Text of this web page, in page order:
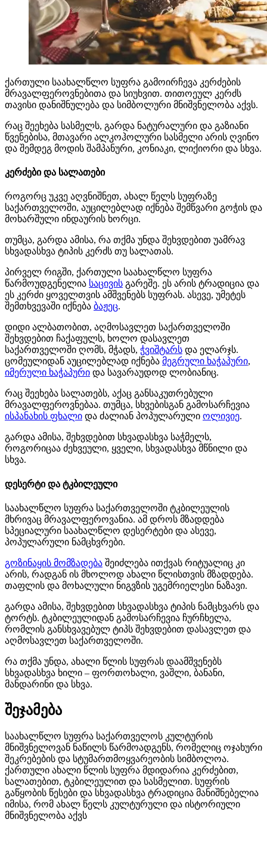
ქართული საახალწლო სუფრა გამოირჩევა კერძების
მრავალფეროვნებითა და სიუხვით. თითოეულ კერძს
თავისი დანიშნულება და სიმბოლური მნიშვნელობა აქვს.
რაც შეეხება სასმელს, გარდა ნატურალური და გაზიანი
წვენებისა, მთავარი ალკოჰოლური სასმელი არის ღვინო
და შემდეგ მოდის შამპანური, კონიაკი, ლიქიორი და სხვა.
კერძები და სალათები
როგორც უკვე აღვნიშნეთ, ახალ წელს სუფრაზე
საქართველოში, აუცილებლად იქნება შემწვარი გოჭის და
მოხარშული ინდაურის ხორცი.
თუმცა, გარდა ამისა, რა თქმა უნდა შეხვდებით უამრავ
სხვადასხვა ტიპის კერძს თუ სალათას.
პირველ რიგში, ქართული საახალწლო სუფრა
წარმოუდგენელია საცივის გარეშე. ეს არის ტრადიცია და
ეს კერძი ყოველთვის ამშვენებს სუფრას. ასევე, უმეტეს
შემთხვევაში იქნება ბაჟეც.
დიდი ალბათობით, აღმოსავლეთ საქართველოში
შეხვდებით ჩაქაფულს, ხოლო დასავლეთ
საქართველოში ღომს, მჭადს, ჭვიშტარს და ელარჯს.
ცომეულიდან აუცილებლად იქნება მეგრული ხაჭაპური,
იმერული ხაჭაპური და სავარაუდოდ ლობიანიც.
რაც შეეხება სალათებს, აქაც განსაკუთრებული
მრავალფეროვნებაა. თუმცა, სხვებისგან გამოსარჩევია
ისპანახის ფხალი და ძალიან პოპულარული ოლივიე.
გარდა ამისა, შეხვდებით სხვადასხვა საჭმელს,
როგორიცაა ძეხვეული, ყველი, სხვადასხვა მწნილი და
სხვა.
დესერტი და ტკბილეული
საახალწლო სუფრა საქართველოში ტკბილეულის
მხრივაც მრავალფეროვანია. ამ დროს მზადდება
სპეციალური საახალწლო დესერტები და ასევე,
პოპულარული ნამცხვრები.
გოზინაყის მომზადება შეიძლება ითქვას რიტუალიც კი
არის, რადგან ის მხოლოდ ახალი წლისთვის მზადდება.
თაფლის და მოხალული ნიგვზის უგემრიელესი ნაზავი.
გარდა ამისა, შეხვდებით სხვადასხვა ტიპის ნამცხვარს და
ტორტს. ტკბილეულიდან გამოსარჩევია ჩურჩხელა,
რომლის განსხვავებულ ტიპს შეხვდებით დასავლეთ და
აღმოსავლეთ საქართველოში.
რა თქმა უნდა, ახალი წლის სუფრას დაამშვენებს
სხვადასხვა ხილი – ფორთოხალი, ვაშლი, ბანანი,
მანდარინი და სხვა.
შეჯამება
საახალწლო სუფრა საქართველოს კულტურის
მნიშვნელოვან ნაწილს წარმოადგენს, რომელიც ოჯახური
შეკრებების და სტუმართმოყვარეობის სიმბოლოა.
ქართული ახალი წლის სუფრა მდიდარია კერძებით,
სალათებით, ტკბილეულით და სასმელით. სუფრის
გაწყობის წესები და სხვადასხვა ტრადიცია მანიშნებელია
იმისა, რომ ახალ წელს კულტურული და ისტორიული
მნიშვნელობა აქვს